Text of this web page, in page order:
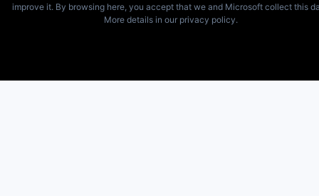
improve it. By browsing here, you accept that we and Microsoft collect this
More details in our privacy policy.